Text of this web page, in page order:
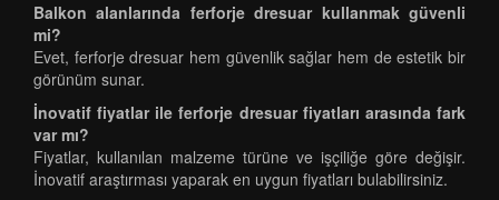
Balkon alanlarında ferforje dresuar kullanmak güvenli
mi?
Evet, ferforje dresuar hem güvenlik sağlar hem de estetik bir
görünüm sunar.
İnovatif fiyatlar ile ferforje dresuar fiyatları arasında fark
var mı?
Fiyatlar, kullanılan malzeme türüne ve işçiliğe göre değişir.
İnovatif araştırması yaparak en uygun fiyatları bulabilirsiniz.